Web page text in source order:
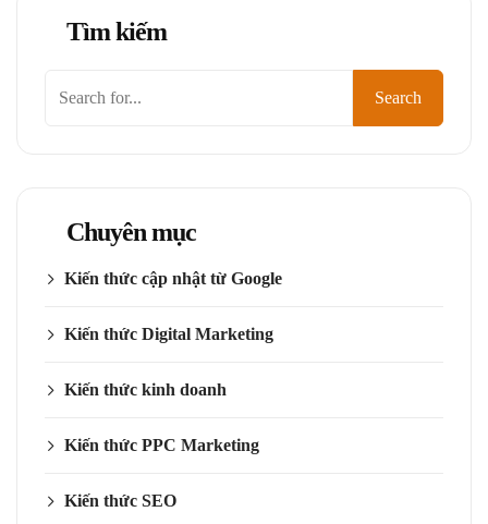
Tìm kiếm
Search
Chuyên mục
Kiến thức cập nhật từ Google
Kiến thức Digital Marketing
Kiến thức kinh doanh
Kiến thức PPC Marketing
Kiến thức SEO